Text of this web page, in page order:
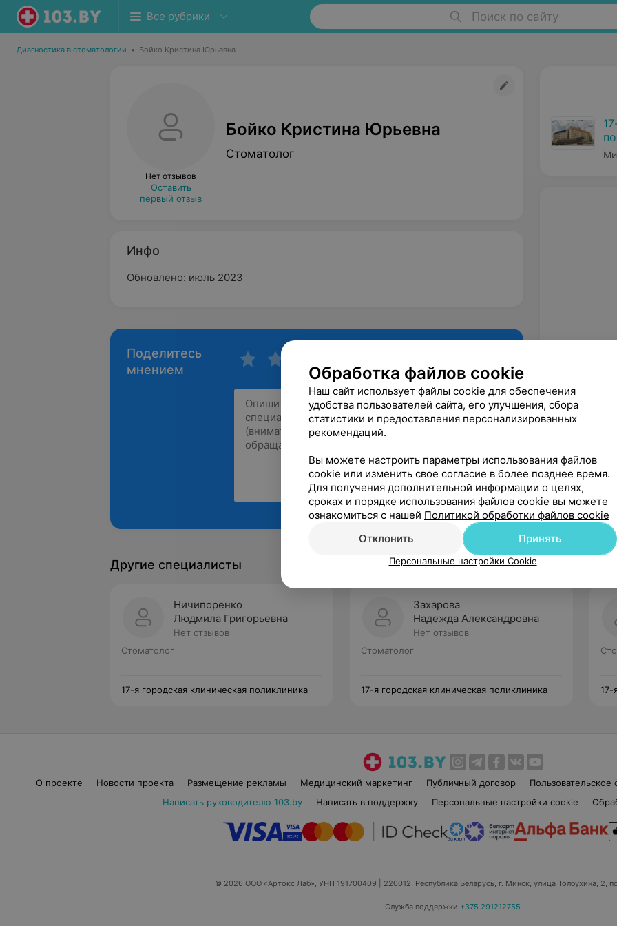
Все рубрики Поиск по сайту
Диагностика в стоматологии • Бойко Кристина Юрьевна
Нет отзывов
Оставить
первый отзыв
Бойко Кристина Юрьевна
Стоматолог
Инфо
Обновлено: июль 2023
Поделитесь
мнением
Рекомендую
Другие специалисты
Ничипоренко
Людмила Григорьевна
Нет отзывов
Стоматолог
17-я городская клиническая поликлиника
Захарова
Надежда Александровна
Нет отзывов
Стоматолог
17-я городская клиническая поликлиника 17-
О проекте Новости проекта Размещение рекламы Медицинский маркетинг Публичный договор Пользовательское
Написать руководителю 103.by
Написать в поддержку Персональные настройки cookie
© 2026 ООО «Артокс Лаб», УНП 191700409 | 220012, Республика Беларусь, г. Минск, улица Толбухина, 2,
Служба поддержки +375 291212755
Обработка файлов cookie
Наш сайт использует файлы cookie для обеспечения
удобства пользователей сайта, его улучшения, сбора
статистики и предоставления персонализированных
рекомендаций.
Вы можете настроить параметры использования файлов
cookie или изменить свое согласие в более позднее время.
Для получения дополнительной информации о целях,
сроках и порядке использования файлов cookie вы можете
ознакомиться с нашей Политикой обработки файлов cookie
Отклонить
Принять
Персональные настройки Cookie